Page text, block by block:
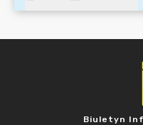
Biuletyn